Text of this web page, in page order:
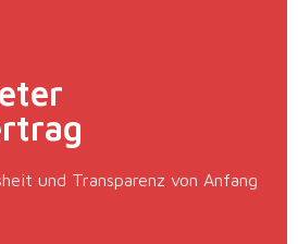
und Transparenz von Anfang